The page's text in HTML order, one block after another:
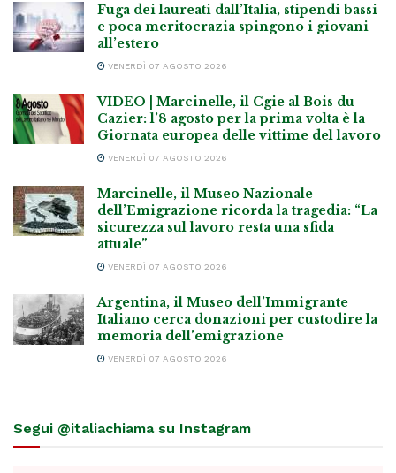
Fuga dei laureati dall’Italia, stipendi bassi
e poca meritocrazia spingono i giovani
all’estero
VENERDÌ 07 AGOSTO 2026
VIDEO | Marcinelle, il Cgie al Bois du
Cazier: l’8 agosto per la prima volta è la
Giornata europea delle vittime del lavoro
VENERDÌ 07 AGOSTO 2026
Marcinelle, il Museo Nazionale
dell’Emigrazione ricorda la tragedia: “La
sicurezza sul lavoro resta una sfida
attuale”
VENERDÌ 07 AGOSTO 2026
Argentina, il Museo dell’Immigrante
Italiano cerca donazioni per custodire la
memoria dell’emigrazione
VENERDÌ 07 AGOSTO 2026
Segui @italiachiama su Instagram